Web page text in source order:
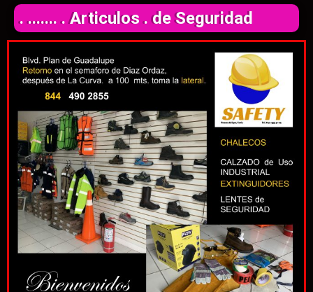
. ....... . Articulos . de Seguridad